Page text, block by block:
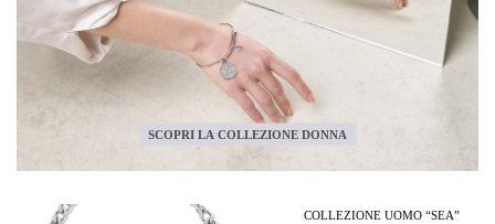
SCOPRI LA COLLEZIONE DONNA
COLLEZIONE UOMO “SEA”